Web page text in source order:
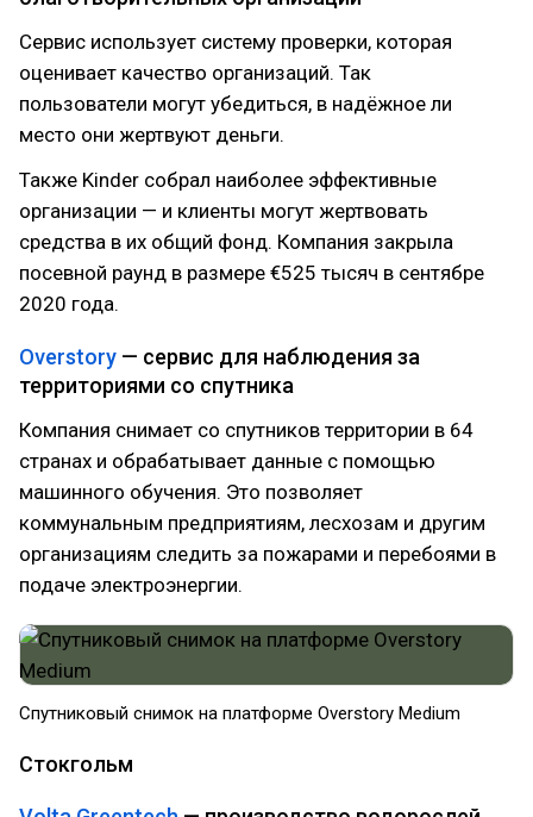
Сервис использует систему проверки, которая
оценивает качество организаций. Так
пользователи могут убедиться, в надёжное ли
место они жертвуют деньги.
Также Kinder собрал наиболее эффективные
организации — и клиенты могут жертвовать
средства в их общий фонд. Компания закрыла
посевной раунд в размере €525 тысяч в сентябре
2020 года.
Overstory — сервис для наблюдения за
территориями со спутника
Компания снимает со спутников территории в 64
странах и обрабатывает данные с помощью
машинного обучения. Это позволяет
коммунальным предприятиям, лесхозам и другим
организациям следить за пожарами и перебоями в
подаче электроэнергии.
Спутниковый снимок на платформе Overstory Medium
Стокгольм